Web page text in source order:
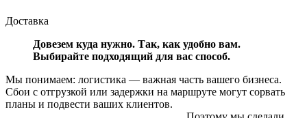
Доставка
Довезем куда нужно. Так, как удобно вам.
Выбирайте подходящий для вас способ.
Мы понимаем: логистика — важная часть вашего бизнеса.
Сбои с отгрузкой или задержки на маршруте могут сорвать
планы и подвести ваших клиентов.